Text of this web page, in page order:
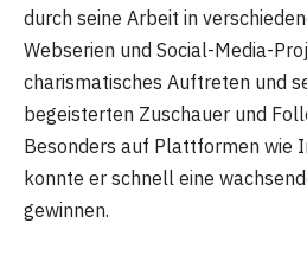
durch seine Arbeit in
Webserien und Social-Media-
charismatisches Auftreten und
begeisterten Zuschauer und
Besonders auf Plattformen wie
konnte er schnell eine
gewinnen.